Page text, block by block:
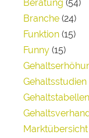
Beratung (54)
Branche (24)
Funktion (15)
Funny (15)
Gehaltsstudien
Gehaltstabellen
Marktübersicht